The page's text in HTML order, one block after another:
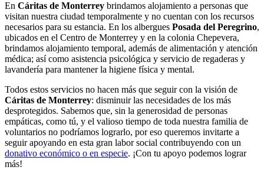
En Cáritas de Monterrey brindamos alojamiento a personas que
visitan nuestra ciudad temporalmente y no cuentan con los recursos
necesarios para su estancia. En los albergues Posada del Peregrino,
ubicados en el Centro de Monterrey y en la colonia Chepevera,
brindamos alojamiento temporal, además de alimentación y atención
médica; así como asistencia psicológica y servicio de regaderas y
lavandería para mantener la higiene física y mental.
Todos estos servicios no hacen más que seguir con la visión de
Cáritas de Monterrey: disminuir las necesidades de los más
desprotegidos. Sabemos que, sin la generosidad de personas
empáticas, como tú, y el valioso tiempo de toda nuestra familia de
voluntarios no podríamos lograrlo, por eso queremos invitarte a
seguir apoyando en esta gran labor social contribuyendo con un
donativo económico o en especie. ¡Con tu apoyo podemos lograr
más!